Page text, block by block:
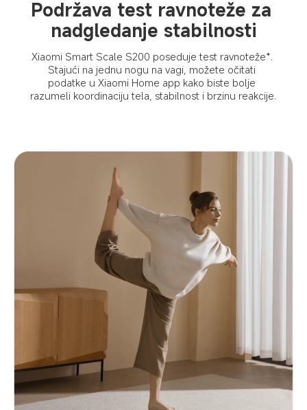
Podržava test ravnoteže za
nadgledanje stabilnosti
Xiaomi Smart Scale S200 poseduje test ravnoteže*.
Stajući na jednu nogu na vagi, možete očitati
podatke u Xiaomi Home app kako biste bolje
razumeli koordinaciju tela, stabilnost i brzinu reakcije.